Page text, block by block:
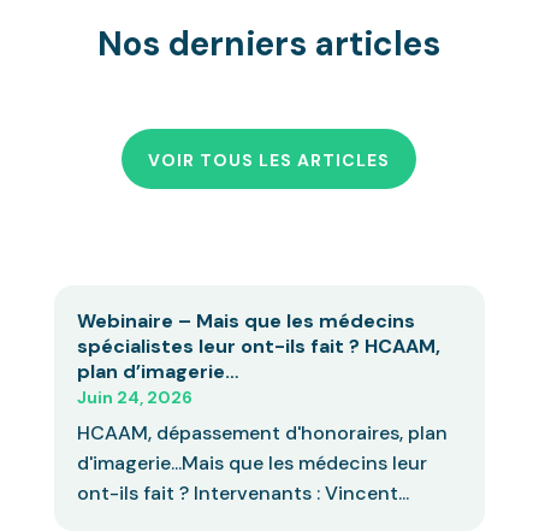
Nos derniers articles
VOIR TOUS LES ARTICLES
Webinaire – Mais que les médecins
spécialistes leur ont-ils fait ? HCAAM,
plan d’imagerie…
Juin 24, 2026
HCAAM, dépassement d'honoraires, plan
d'imagerie...Mais que les médecins leur
ont-ils fait ? Intervenants : Vincent...